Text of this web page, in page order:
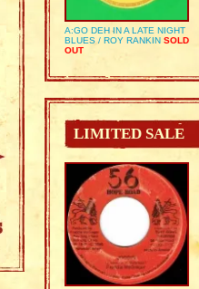
A:GO DEH IN A LATE NIGHT
BLUES / ROY RANKIN SOLD
OUT
LIMITED SALE